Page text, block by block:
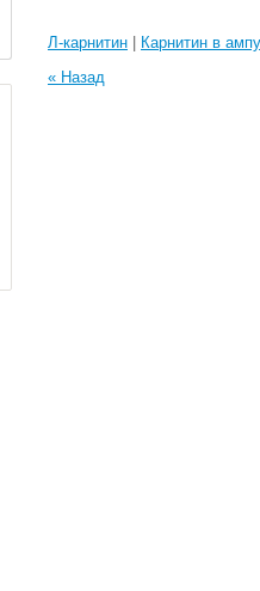
Л-карнитин
Карнитин в
« Назад